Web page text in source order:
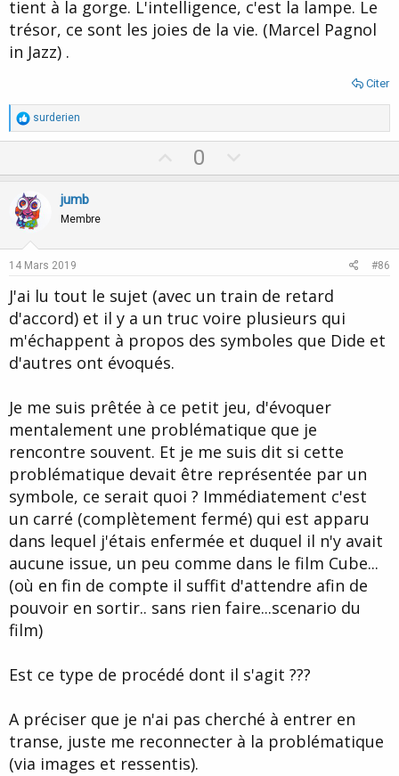
tient à la gorge. L'intelligence, c'est la lampe. Le
trésor, ce sont les joies de la vie. (Marcel Pagnol
in Jazz) .
Citer
R
é
a
t
o
n
s
:
surderien
p
t
0
o
v
t
e
jumb
Membre
14 Mars 2019 #86
J'ai lu tout le sujet (avec un train de retard
d'accord) et il y a un truc voire plusieurs qui
m'échappent à propos des symboles que Dide et
d'autres ont évoqués.
Je me suis prêtée à ce petit jeu, d'évoquer
mentalement une problématique que je
rencontre souvent. Et je me suis dit si cette
problématique devait être représentée par un
symbole, ce serait quoi ? Immédiatement c'est
un carré (complètement fermé) qui est apparu
dans lequel j'étais enfermée et duquel il n'y avait
aucune issue, un peu comme dans le film Cube...
(où en fin de compte il suffit d'attendre afin de
pouvoir en sortir.. sans rien faire...scenario du
film)
Est ce type de procédé dont il s'agit ???
A préciser que je n'ai pas cherché à entrer en
transe, juste me reconnecter à la problématique
(via images et ressentis).